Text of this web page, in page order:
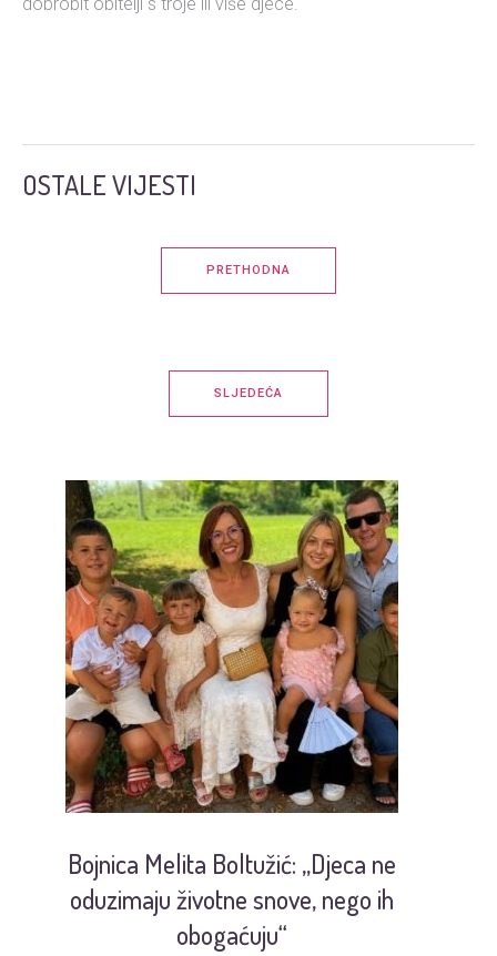
OSTALE VIJESTI
PRETHODNA
SLJEDEĆA
Bojnica Melita Boltužić: „Djeca ne
oduzimaju životne snove, nego ih
obogaćuju“